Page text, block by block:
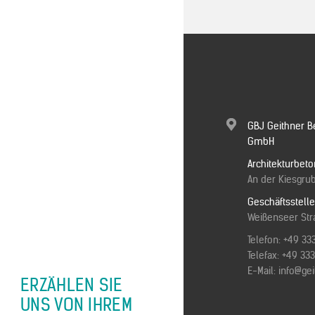
ERZÄHLEN SIE
UNS VON IHREM
GBJ Geithner
GmbH
An der
Weißenseer
Telefon: +49
Telefax: +49
E-Mail: